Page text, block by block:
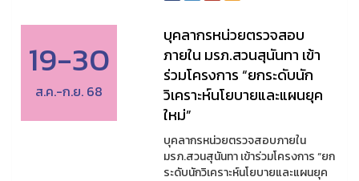
19-30
ส.ค.-ก.ย. 68
บุคลากรหน่วยตรวจสอบ
ภายใน มรภ.สวนสุนันทา เข้า
ร่วมโครงการ “ยกระดับนัก
วิเคราะห์นโยบายและแผนยุค
ใหม่”
บุคลากรหน่วยตรวจสอบภายใน
มรภ.สวนสุนันทา เข้าร่วมโครงการ “ยก
ระดับนักวิเคราะห์นโยบายและแผนยุค